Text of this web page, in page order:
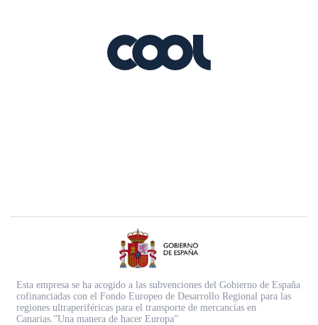
Esta empresa se ha acogido a las subvenciones del Gobierno de España
cofinanciadas con el Fondo Europeo de Desarrollo Regional para las
regiones ultraperiféricas para el transporte de mercancías en
Canarias.”Una manera de hacer Europa”